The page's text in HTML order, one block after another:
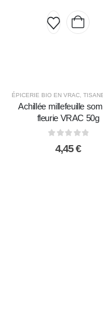
ÉPICERIE BIO EN VRAC TISANES &
Achillée millefeuille
fleurie VRAC 50g
4,45€